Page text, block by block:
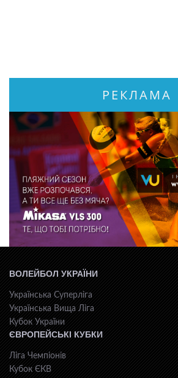
РЕКЛАМА
ВОЛЕЙБОЛ УКРАЇНИ
Українська Суперліга
Українська Вища Ліга
Кубок України
ЄВРОПЕЙСЬКІ КУБКИ
Ліга Чемпіонів
Кубок ЄКВ